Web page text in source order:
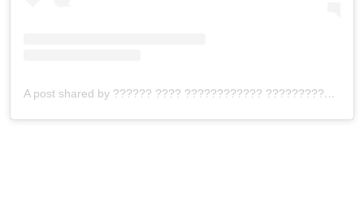
A post shared by ?????? ???? ???????????? ?????????? (@sheisglobalforum)